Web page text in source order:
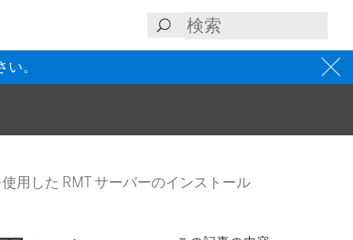
。
用した RMT サーバーのインストール